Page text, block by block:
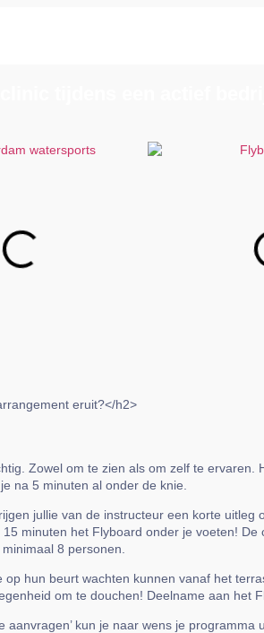
eruit?</h2>
Zowel om te zien als om zelf te
na 5 minuten al onder de knie.
jullie van de instructeur een korte
minuten het Flyboard onder je voeten!
8 personen.
op hun beurt wachten kunnen vanaf het
om te douchen! Deelname aan het
aanvragen’ kun je naar wens je